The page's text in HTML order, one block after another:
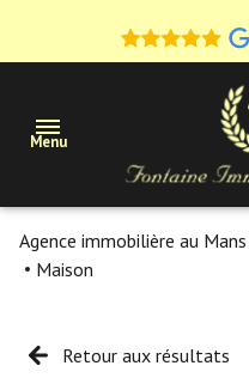
Menu
Maisons
Terrains
Agence immobilière au Mans
Maison
Retour aux résultats